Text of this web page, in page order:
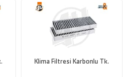
Klima Filtresi Karbonlu Tk.